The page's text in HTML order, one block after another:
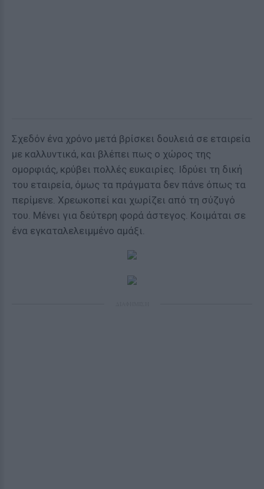
Σχεδόν ένα χρόνο μετά βρίσκει δουλειά σε εταιρεία
με καλλυντικά, και βλέπει πως ο χώρος της
ομορφιάς, κρύβει πολλές ευκαιρίες. Ιδρύει τη δική
του εταιρεία, όμως τα πράγματα δεν πάνε όπως τα
περίμενε. Χρεωκοπεί και χωρίζει από τη σύζυγό
του. Μένει για δεύτερη φορά άστεγος. Κοιμάται σε
ένα εγκαταλελειμμένο αμάξι.